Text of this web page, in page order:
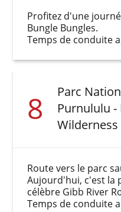
Profitez d'une
Bungle Bungles.
Temps de conduite
8
Parc
Purnululu -
Wilderness
Route vers le parc
Aujourd'hui, c'est la
célèbre Gibb River
Temps de conduite